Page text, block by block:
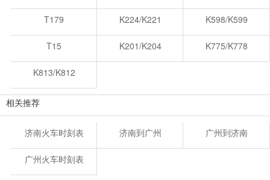
T179 K224/K221 K598/K599
T15 K201/K204 K775/K778
K813/K812
相关推荐
济南火车时刻表 济南到广州 广州到济南
广州火车时刻表